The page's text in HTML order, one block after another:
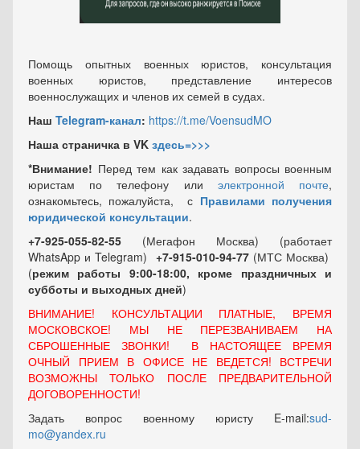
Помощь опытных военных юристов, консультация
военных юристов, представление интересов
военнослужащих и членов их семей в судах.
Наш Telegram-канал: https://t.me/VoensudMO
Наша страничка в VK здесь=>>>
*Внимание! Перед тем как задавать вопросы военным
юристам по телефону или электронной почте,
ознакомьтесь, пожалуйста, с Правилами получения
юридической консультации.
+7-925-055-82-55 (Мегафон Москва) (работает
WhatsApp и Telegram) +7-915-010-94-77 (МТС Москва)
(режим работы 9:00-18:00, кроме праздничных и
субботы и выходных дней)
ВНИМАНИЕ! КОНСУЛЬТАЦИИ ПЛАТНЫЕ, ВРЕМЯ
МОСКОВСКОЕ! МЫ НЕ ПЕРЕЗВАНИВАЕМ НА
СБРОШЕННЫЕ ЗВОНКИ! В НАСТОЯЩЕЕ ВРЕМЯ
ОЧНЫЙ ПРИЕМ В ОФИСЕ НЕ ВЕДЕТСЯ! ВСТРЕЧИ
ВОЗМОЖНЫ ТОЛЬКО ПОСЛЕ ПРЕДВАРИТЕЛЬНОЙ
ДОГОВОРЕННОСТИ!
Задать вопрос военному юристу E-mail:sud-
mo@yandex.ru